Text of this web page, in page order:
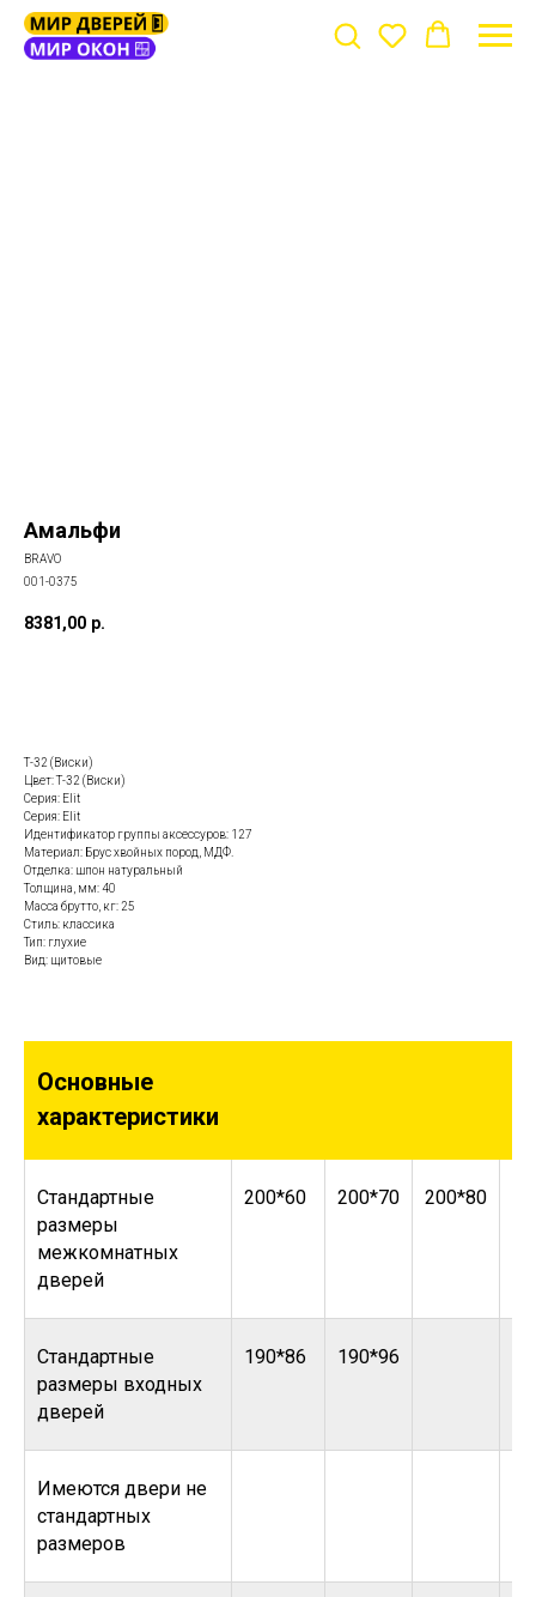
Амальфи
BRAVO
001-0375
8381,00 р.
Т-32 (Виски)
Цвет: Т-32 (Виски)
Серия: Elit
Серия: Elit
Идентификатор группы аксессуров: 127
Материал: Брус хвойных пород, МДФ.
Отделка: шпон натуральный
Толщина, мм: 40
Масса брутто, кг: 25
Стиль: классика
Тип: глухие
Вид: щитовые
Основные
характеристики
Стандартные
размеры
межкомнатных
дверей
200*60 200*70 200*80
Стандартные
размеры входных
дверей
190*86 190*96
Имеются двери не
стандартных
размеров